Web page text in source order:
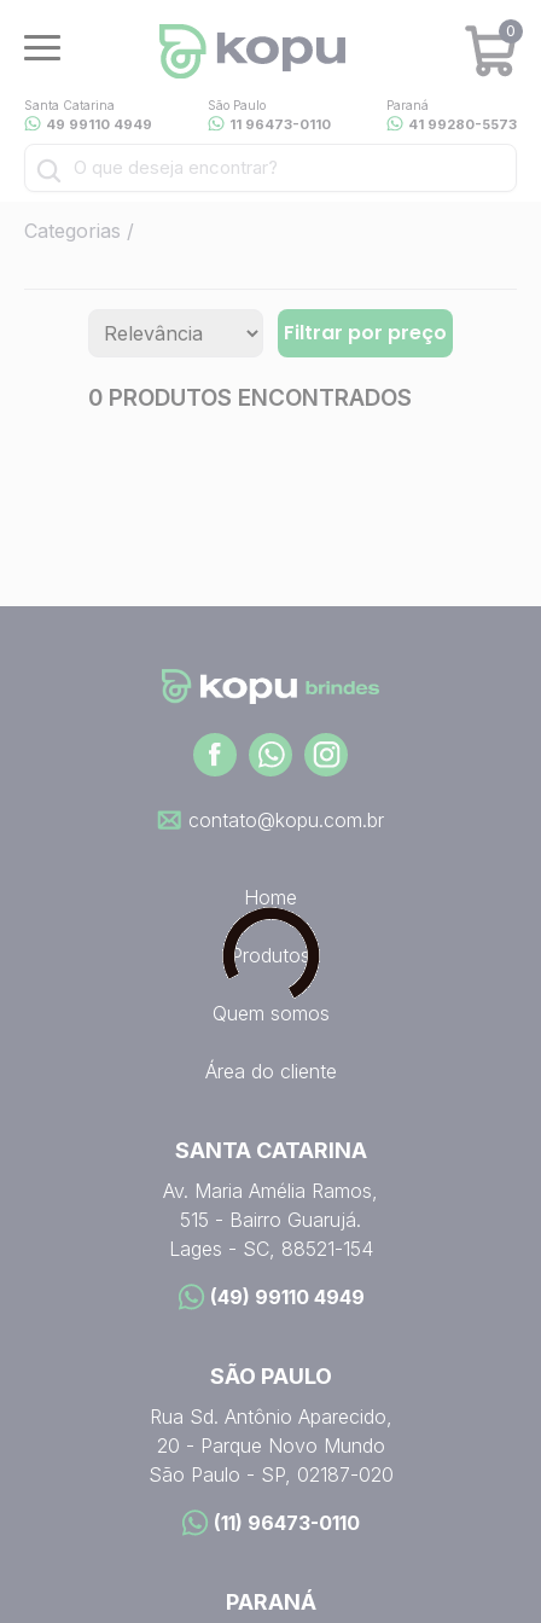
0
Santa Catarina
49 99110 4949
São Paulo
11 96473-0110
Paraná
41 99280-5573
Categorias /
Filtrar por preço
0 PRODUTOS ENCONTRADOS
contato@kopu.com.br
Home
Produtos
Quem somos
Área do cliente
SANTA CATARINA
Av. Maria Amélia Ramos,
515 - Bairro Guarujá.
Lages - SC, 88521-154
(49) 99110 4949
SÃO PAULO
Rua Sd. Antônio Aparecido,
20 - Parque Novo Mundo
São Paulo - SP, 02187-020
(11) 96473-0110
PARANÁ